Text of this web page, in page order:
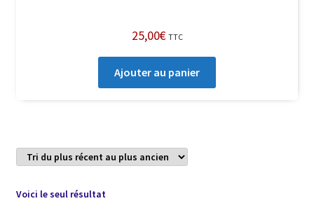
25,00€ TTC
Ajouter au panier
Voici le seul résultat